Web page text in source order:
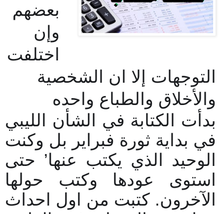
بعضهم
وإن
اختلفت
التوجهات إلا ان الشخصية
والأخلاق والطباع واحده
بدأت الكتابة في الشأن الليبي
في بداية ثورة فبراير بل وكنت
الوحيد الذي يكتب عنها’ حتى
استوى عودها وكتب حولها
الآخرون. كتبت من اول احداث